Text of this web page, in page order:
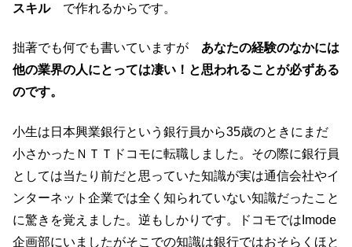
スキル で作れるからです。
拙著でも何でも書いていますが あなたの経験のなかには
他の業界の人にとっては凄い！と思われることが必ずある
のです。
小生は日本興業銀行という銀行員から35歳のときにまだ
小さかったＮＴＴドコモに転職しました。その際に銀行員
としては当たり前だと思っていた知識が実は通信会社やイ
ンターネット企業では全く知られていない知識だったこと
に驚きを覚えました。逆もしかりです。ドコモではImode
企画部にいましたがそこでの知識は銀行ではおそらくほと